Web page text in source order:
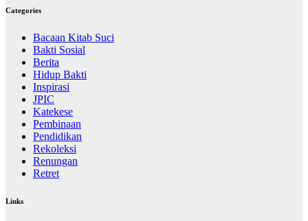
Categories
Bacaan Kitab Suci
Bakti Sosial
Berita
Hidup Bakti
Inspirasi
JPIC
Katekese
Pembinaan
Pendidikan
Rekoleksi
Renungan
Retret
Links